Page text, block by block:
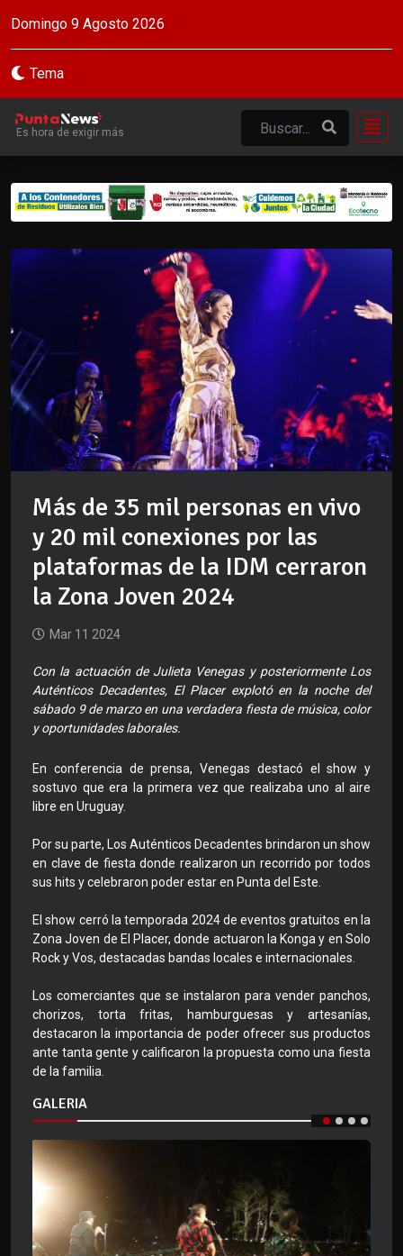
Domingo 9 Agosto 2026
Tema
Es hora de exigir más
Más de 35 mil personas en vivo
y 20 mil conexiones por las
plataformas de la IDM cerraron
la Zona Joven 2024
Mar 11 2024
Con la actuación de Julieta Venegas y posteriormente Los
Auténticos Decadentes, El Placer explotó en la noche del
sábado 9 de marzo en una verdadera fiesta de música, color
y oportunidades laborales.
En conferencia de prensa, Venegas destacó el show y
sostuvo que era la primera vez que realizaba uno al aire
libre en Uruguay.
Por su parte, Los Auténticos Decadentes brindaron un show
en clave de fiesta donde realizaron un recorrido por todos
sus hits y celebraron poder estar en Punta del Este.
El show cerró la temporada 2024 de eventos gratuitos en la
Zona Joven de El Placer, donde actuaron la Konga y en Solo
Rock y Vos, destacadas bandas locales e internacionales.
Los comerciantes que se instalaron para vender panchos,
chorizos, torta fritas, hamburguesas y artesanías,
destacaron la importancia de poder ofrecer sus productos
ante tanta gente y calificaron la propuesta como una fiesta
de la familia.
GALERIA